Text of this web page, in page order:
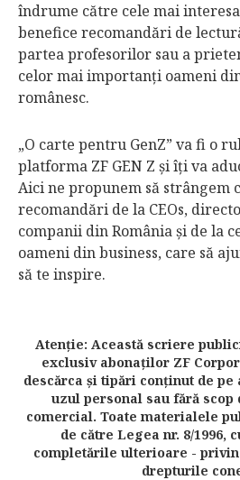
îndrume către cele mai
benefice recomandări de
partea profesorilor sau a
celor mai importanţi oameni
românesc.
„O carte pentru GenZ” va fi o
platforma ZF GEN Z şi îţi va
Aici ne propunem să strângem
recomandări de la CEOs,
companii din România şi de la
oameni din business, care să
să te inspire.
Atenţie: Această scriere
exclusiv abonaţilor ZF
descărca şi tipări conţinut de
uzul personal sau fără
comercial. Toate materialele
de către Legea nr. 8/1996,
completările ulterioare -
drepturile